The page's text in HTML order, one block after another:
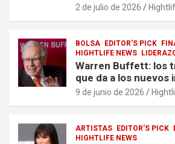
2 de julio de 2026
BOLSA EDITOR'S PICK
HIGHTLIFE NEWS
Warren Buffett: los
que da a los nuevos
9 de junio de 2026
ARTISTAS EDITOR'S PICK
HIGHTLIFE NEWS